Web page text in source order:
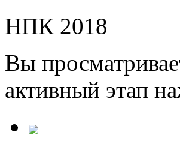
НПК 2018
Вы
активный этап